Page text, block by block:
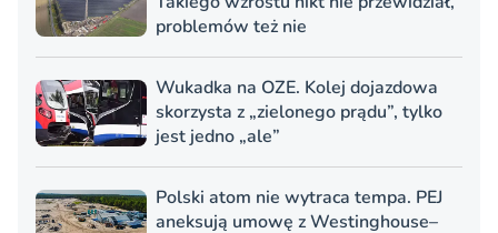
problemów też nie
Wukadka na OZE. Kolej dojazdowa
skorzysta z „zielonego prądu”, tylko
jest jedno „ale”
Polski atom nie wytraca tempa. PEJ
aneksują umowę z Westinghouse–